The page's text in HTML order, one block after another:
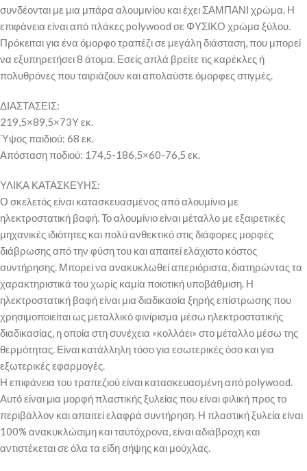
συνδέονται με μια μπάρα αλουμινίου και έχει ΣΑΜΠΑΝΙ χρώμα. Η
επιφάνεια είναι από πλάκες polywood σε ΦΥΣΙΚΟ χρώμα ξύλου.
Πρόκειται για ένα όμορφο τραπέζι σε μεγάλη διάσταση, που μπορεί
να εξυπηρετήσει 8 άτομα. Εσείς απλά βρείτε τις καρέκλες ή
πολυθρόνες που ταιριάζουν και απολαύστε όμορφες στιγμές.
ΔΙΑΣΤΑΣΕΙΣ:
219,5×89,5×73Υ εκ.
Ύψος παιδιού: 68 εκ.
Απόσταση ποδιού: 174,5-186,5×60-76,5 εκ.
ΥΛΙΚΑ ΚΑΤΑΣΚΕΥΗΣ:
Ο σκελετός είναι κατασκευασμένος από αλουμίνιο με
ηλεκτροστατική βαφή. Το αλουμίνιο είναι μέταλλο με εξαιρετικές
μηχανικές ιδιότητες και πολύ ανθεκτικό στις διάφορες μορφές
διάβρωσης από την φύση του και απαιτεί ελάχιστο κόστος
συντήρησης. Μπορεί να ανακυκλωθεί απεριόριστα, διατηρώντας τα
χαρακτηριστικά του χωρίς καμία ποιοτική υποβάθμιση. Η
ηλεκτροστατική βαφή είναι μια διαδικασία ξηρής επίστρωσης που
χρησιμοποιείται ως μεταλλικό φινίρισμα μέσω ηλεκτροστατικής
διαδικασίας, η οποία στη συνέχεια «κολλάει» στο μέταλλο μέσω της
θερμότητας. Είναι κατάλληλη τόσο για εσωτερικές όσο και για
εξωτερικές εφαρμογές.
Η επιφάνεια του τραπεζιού είναι κατασκευασμένη από polywood.
Αυτό είναι μια μορφή πλαστικής ξυλείας που είναι φιλική προς το
περιβάλλον και απαιτεί ελαφρά συντήρηση. Η πλαστική ξυλεία είναι
100% ανακυκλώσιμη και ταυτόχρονα, είναι αδιάβροχη και
αντιστέκεται σε όλα τα είδη σήψης και μούχλας.